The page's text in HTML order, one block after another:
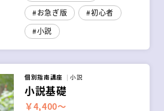
お急ぎ版
初心者
小説
個別指南講座 小説
小説基礎
￥4,400～